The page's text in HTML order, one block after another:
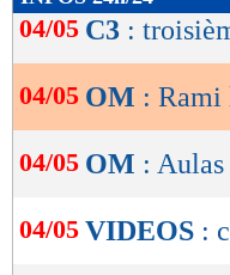
de
OK
04/05 C3 :
04/05 OM : Rami
04/05 OM :
04/05 VIDEOS :